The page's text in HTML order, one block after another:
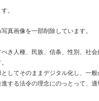
。
真画像を一部削除しています。
き人種、民族、信条、性別、社
してそのままデジタル化し、一
する法令の理念にのっとって、適